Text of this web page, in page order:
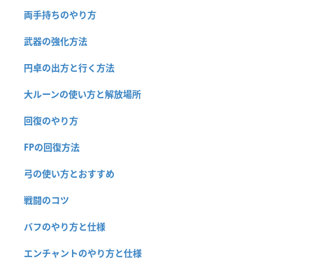
両手持ちのやり方
武器の強化方法
円卓の出方と行く方法
大ルーンの使い方と解放場所
回復のやり方
FPの回復方法
弓の使い方とおすすめ
戦闘のコツ
バフのやり方と仕様
エンチャントのやり方と仕様